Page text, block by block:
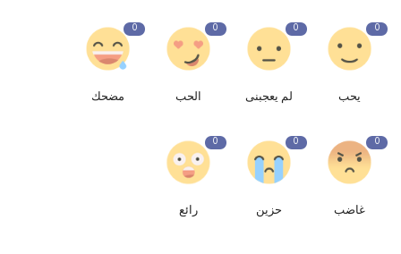
0
يحب
0
لم يعجبنى
0
الحب
0
مضحك
0
غاضب
0
حزين
0
رائع